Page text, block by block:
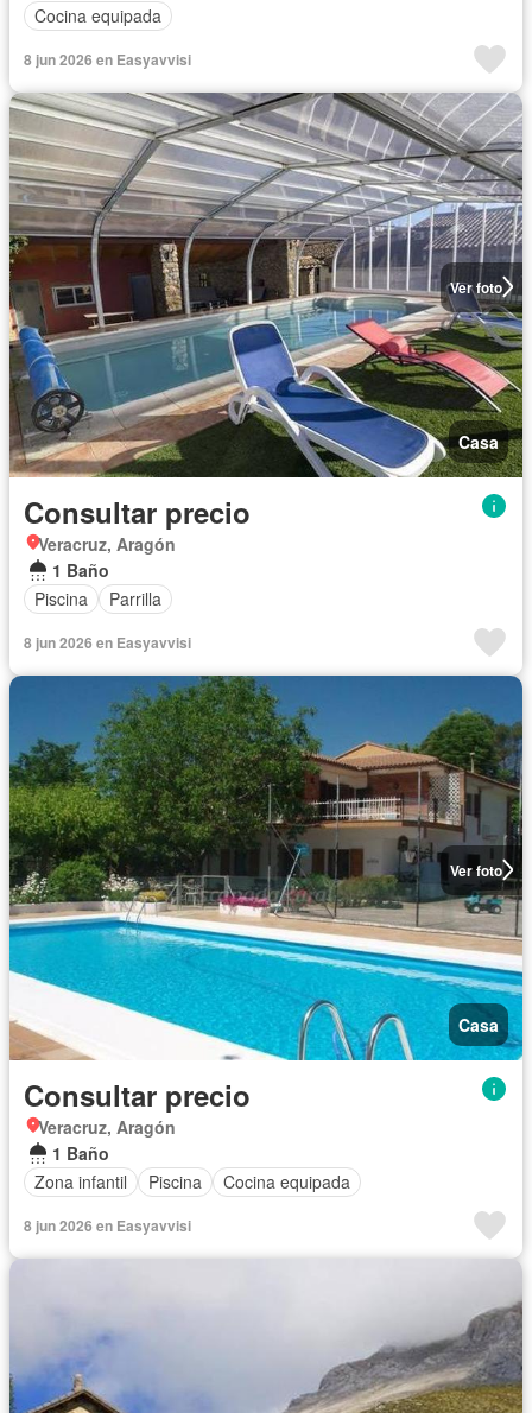
Cocina equipada
8 jun 2026 en Easyavvisi
Ver foto
Casa
Consultar precio
Veracruz, Aragón
1 Baño
Piscina
Parrilla
8 jun 2026 en Easyavvisi
Ver foto
Casa
Consultar precio
Veracruz, Aragón
1 Baño
Zona infantil
Piscina Cocina equipada
8 jun 2026 en Easyavvisi